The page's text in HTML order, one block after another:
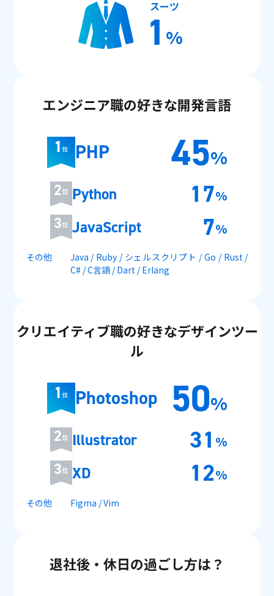
スーツ
1 %
エンジニア職の好きな開発言語
1 位 PHP 45%
2位 Python 17%
3位 JavaScript 7%
その他
Java / Ruby / シェルスクリプト / Go / Rust /
C# / C言語 / Dart / Erlang
クリエイティブ職の好きなデザインツー
ル
1 位 Photoshop 50%
2位 Illustrator 31 %
3位 XD 12%
その他 Figma / Vim
退社後・休日の過ごし方は？